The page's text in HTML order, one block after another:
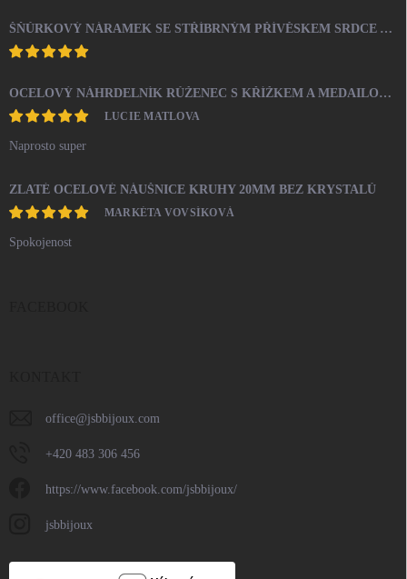
ŠŇŮRKOVÝ NÁRAMEK SE STŘÍBRNÝM PŘÍVĚSKEM SRDCE A KRYSTALY SWAROVSKI CRYSTAL (STŘÍBRO 925/1000)
OCELOVÝ NÁHRDELNÍK RŮŽENEC S KŘÍŽKEM A MEDAILONEM
LUCIE MATLOVA
Naprosto super
ZLATÉ OCELOVÉ NÁUŠNICE KRUHY 20MM BEZ KRYSTALŮ
MARKÉTA VOVSÍKOVÁ
Spokojenost
office@jsbbijoux.com
+420 483 306 456
https://www.facebook.com/jsbbijoux/
jsbbijoux